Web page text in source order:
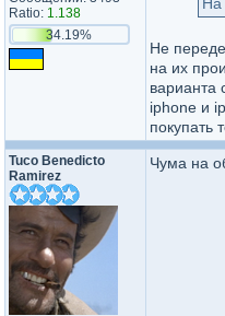
Ratio: 1.138
34.19%
Не
на их
варианта
iphone и
покупать
Tuco Benedicto
Ramirez
Чума на